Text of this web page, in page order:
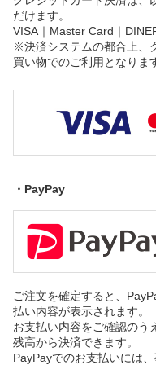
だけます。
VISA｜Master Card｜
※決済システムの都合上、
買い物でのご利用となりま
・PayPay
ご注文を確定すると、
払い内容が表示されます。
お支払い内容をご確認のう
残高から決済できます。
PayPayでのお支払いには